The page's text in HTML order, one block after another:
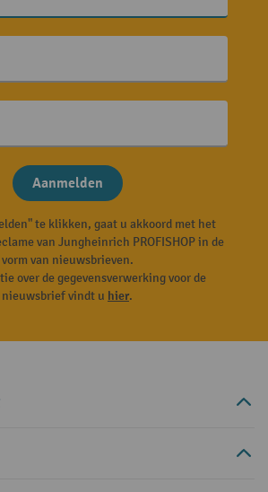
Aanmelden
te klikken, gaat u akkoord met het
van Jungheinrich PROFISHOP in de
vorm van nieuwsbrieven.
over de gegevensverwerking voor de
nieuwsbrief vindt u hier.